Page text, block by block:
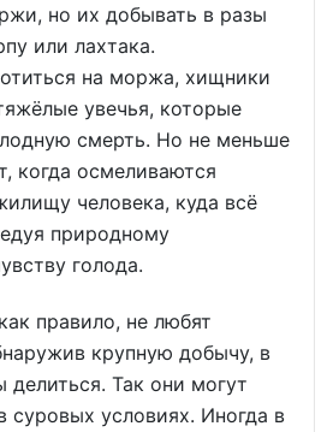
но их добывать в разы
или лахтака.
на моржа, хищники
увечья, которые
смерть. Но не меньше
когда осмеливаются
человека, куда всё
природному
голода.
правило, не любят
крупную добычу, в
делиться. Так они могут
суровых условиях. Иногда в